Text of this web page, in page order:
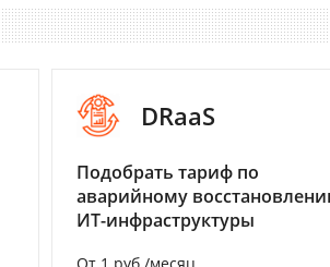
DRaaS
Подобрать тариф по
аварийному
ИТ-инфраструктуры